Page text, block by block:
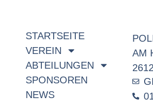
STARTSEITE
VEREIN
ABTEILUNGEN
SPONSOREN
NEWS
AM